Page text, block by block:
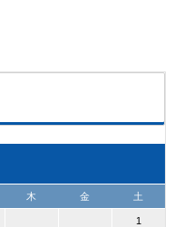
木 金 土
1